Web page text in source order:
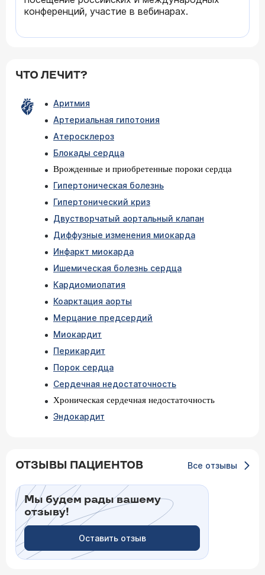
конференций, участие в вебинарах.
ЧТО ЛЕЧИТ?
Аритмия
Артериальная гипотония
Атеросклероз
Блокады сердца
Врожденные и приобретенные пороки сердца
Гипертоническая болезнь
Гипертонический криз
Двустворчатый аортальный клапан
Диффузные изменения миокарда
Инфаркт миокарда
Ишемическая болезнь сердца
Кардиомиопатия
Коарктация аорты
Мерцание предсердий
Миокардит
Перикардит
Порок сердца
Сердечная недостаточность
Хроническая сердечная недостаточность
Эндокардит
ОТЗЫВЫ ПАЦИЕНТОВ Все отзывы
Мы будем рады вашему
отзыву!
Оставить отзыв